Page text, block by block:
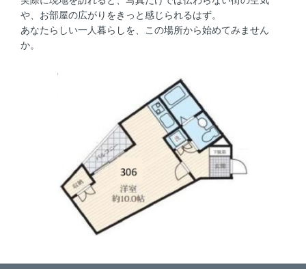
や、お部屋の広がりをきっと感じられるはず。
あなたらしい一人暮らしを、この場所から始めてみません
か。